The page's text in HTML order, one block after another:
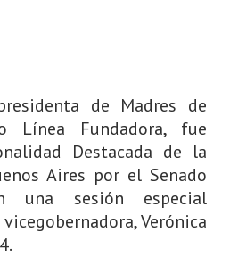
de Madres de
Línea Fundadora, fue
Destacada de la
Aires por el Senado
una sesión especial
Verónica